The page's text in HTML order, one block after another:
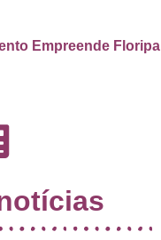
Empreende Floripa